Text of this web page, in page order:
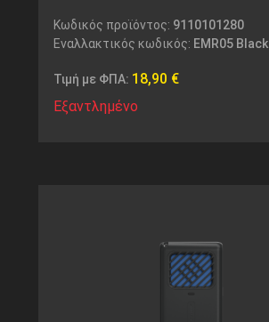
Κωδικός προϊόντος: 9110101280
Εναλλακτικός κωδικός: EMR05 Black
Τιμή με ΦΠΑ: 18,90 €
Εξαντλημένο